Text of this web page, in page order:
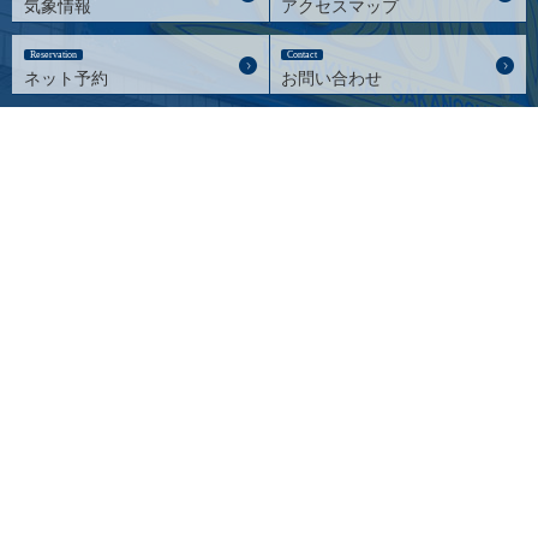
気象情報 アクセスマップ
Reservation
ネット予約
Contact
お問い合わせ